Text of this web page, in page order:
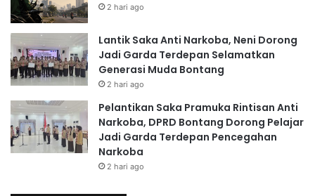
2 hari ago
Lantik Saka Anti Narkoba, Neni Dorong
Jadi Garda Terdepan Selamatkan
Generasi Muda Bontang
2 hari ago
Pelantikan Saka Pramuka Rintisan Anti
Narkoba, DPRD Bontang Dorong Pelajar
Jadi Garda Terdepan Pencegahan
Narkoba
2 hari ago